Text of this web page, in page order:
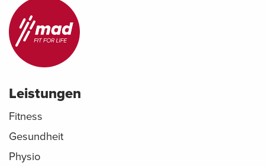
Leistungen
Fitness
Gesundheit
Physio